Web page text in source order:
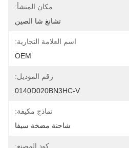
مكان المنشأ:
تشانغ شا الصين
اسم العلامة التجارية:
OEM
رقم الموديل:
0140D020BN3HC-V
نماذج مكيفة:
شاحنة مضخة سيفا
كود المصنع: